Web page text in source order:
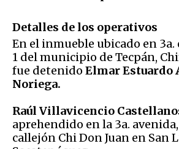
Detalles de los operativos
En el inmueble ubicado en 3a.
1 del municipio de Tecpán,
fue detenido Elmar Estuardo
Noriega.
Raúl Villavicencio
aprehendido en la 3a.
callejón Chi Don Juan en San